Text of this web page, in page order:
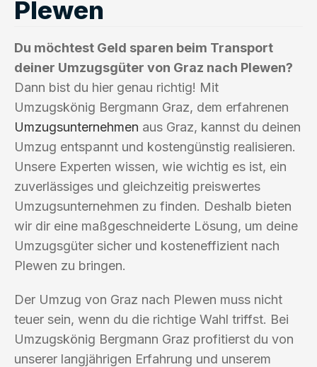
Plewen
Du möchtest Geld sparen beim Transport
deiner Umzugsgüter von Graz nach Plewen?
Dann bist du hier genau richtig! Mit
Umzugskönig Bergmann Graz, dem erfahrenen
Umzugsunternehmen aus Graz, kannst du deinen
Umzug entspannt und kostengünstig realisieren.
Unsere Experten wissen, wie wichtig es ist, ein
zuverlässiges und gleichzeitig preiswertes
Umzugsunternehmen zu finden. Deshalb bieten
wir dir eine maßgeschneiderte Lösung, um deine
Umzugsgüter sicher und kosteneffizient nach
Plewen zu bringen.
Der Umzug von Graz nach Plewen muss nicht
teuer sein, wenn du die richtige Wahl triffst. Bei
Umzugskönig Bergmann Graz profitierst du von
unserer langjährigen Erfahrung und unserem